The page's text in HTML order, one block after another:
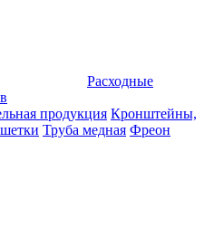
Расходные
продукция Кронштейны,
Труба медная Фреон